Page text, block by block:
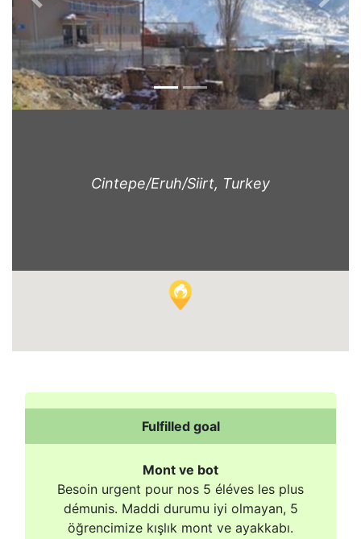
Previous Next
Cintepe/Eruh/Siirt, Turkey
Fulfilled goal
Mont ve bot
Besoin urgent pour nos 5 éléves les plus
démunis. Maddi durumu iyi olmayan, 5
öğrencimize kışlık mont ve ayakkabı.